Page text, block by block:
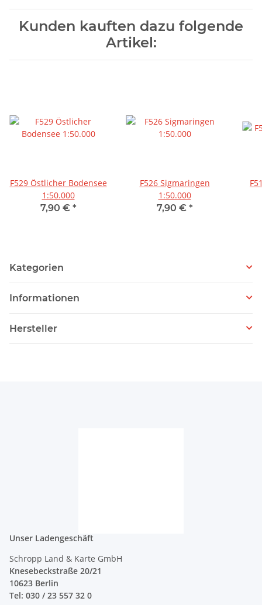
Kunden kauften dazu folgende
Artikel:
F529 Östlicher Bodensee
1:50.000
7,90 € *
F526 Sigmaringen
1:50.000
7,90 € *
Kategorien
Informationen
Hersteller
Unser Ladengeschäft
Schropp Land & Karte GmbH
Knesebeckstraße 20/21
10623 Berlin
Tel: 030 / 23 557 32 0